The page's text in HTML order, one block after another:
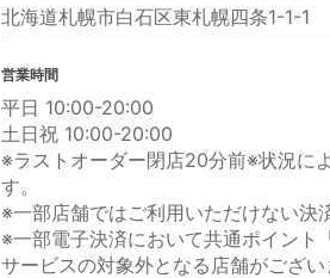
北海道札幌市白石区東札幌四条1-1-1
営業時間
平日 10:00-20:00
土日祝 10:00-20:00
※ラストオーダー閉店20分前※状況に
す。
※一部店舗ではご利用いただけない決
※一部電子決済において共通ポイント
サービスの対象外となる店舗がござい